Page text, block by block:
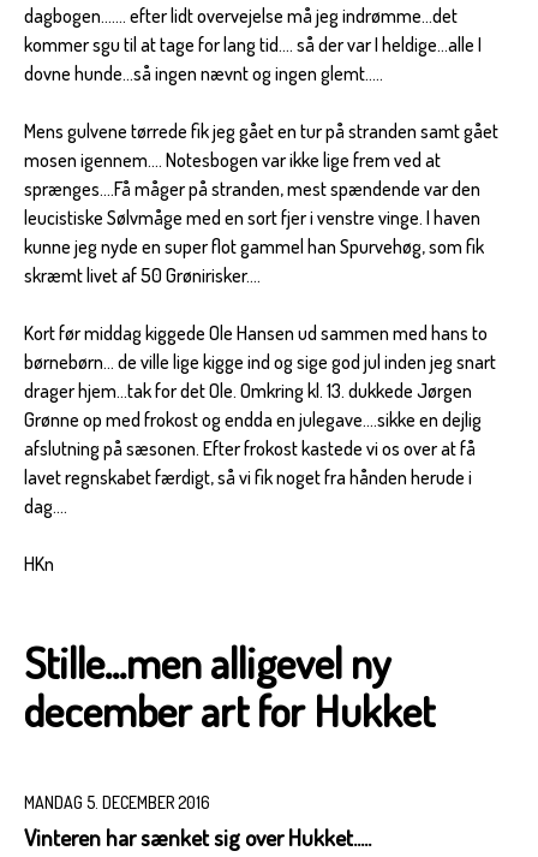
dagbogen....... efter lidt overvejelse må jeg indrømme...det
kommer sgu til at tage for lang tid.... så der var I heldige...alle I
dovne hunde...så ingen nævnt og ingen glemt.....
Mens gulvene tørrede fik jeg gået en tur på stranden samt gået
mosen igennem.... Notesbogen var ikke lige frem ved at
sprænges....Få måger på stranden, mest spændende var den
leucistiske Sølvmåge med en sort fjer i venstre vinge. I haven
kunne jeg nyde en super flot gammel han Spurvehøg, som fik
skræmt livet af 50 Grønirisker....
Kort før middag kiggede Ole Hansen ud sammen med hans to
børnebørn... de ville lige kigge ind og sige god jul inden jeg snart
drager hjem...tak for det Ole. Omkring kl. 13. dukkede Jørgen
Grønne op med frokost og endda en julegave....sikke en dejlig
afslutning på sæsonen. Efter frokost kastede vi os over at få
lavet regnskabet færdigt, så vi fik noget fra hånden herude i
dag....
HKn
Stille...men alligevel ny
december art for Hukket
MANDAG 5. DECEMBER 2016
Vinteren har sænket sig over Hukket.....